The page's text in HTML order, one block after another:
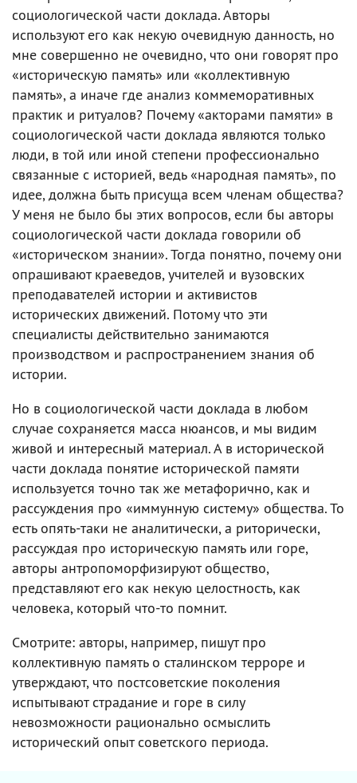
социологической части доклада. Авторы
используют его как некую очевидную данность, но
мне совершенно не очевидно, что они говорят про
«историческую память» или «коллективную
память», а иначе где анализ коммеморативных
практик и ритуалов? Почему «акторами памяти» в
социологической части доклада являются только
люди, в той или иной степени профессионально
связанные с историей, ведь «народная память», по
идее, должна быть присуща всем членам общества?
У меня не было бы этих вопросов, если бы авторы
социологической части доклада говорили об
«историческом знании». Тогда понятно, почему они
опрашивают краеведов, учителей и вузовских
преподавателей истории и активистов
исторических движений. Потому что эти
специалисты действительно занимаются
производством и распространением знания об
истории.
Но в социологической части доклада в любом
случае сохраняется масса нюансов, и мы видим
живой и интересный материал. А в исторической
части доклада понятие исторической памяти
используется точно так же метафорично, как и
рассуждения про «иммунную систему» общества. То
есть опять-таки не аналитически, а риторически,
рассуждая про историческую память или горе,
авторы антропоморфизируют общество,
представляют его как некую целостность, как
человека, который что-то помнит.
Смотрите: авторы, например, пишут про
коллективную память о сталинском терроре и
утверждают, что постсоветские поколения
испытывают страдание и горе в силу
невозможности рационально осмыслить
исторический опыт советского периода.